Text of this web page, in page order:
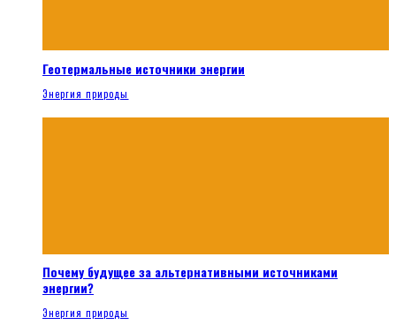
Геотермальные источники энергии
Энергия природы
Почему будущее за альтернативными источниками
энергии?
Энергия природы